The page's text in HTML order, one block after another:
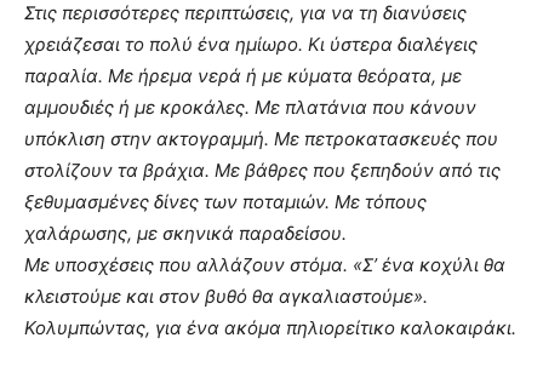
Στις περισσότερες περιπτώσεις, για να τη διανύσεις
χρειάζεσαι το πολύ ένα ημίωρο. Κι ύστερα διαλέγεις
παραλία. Με ήρεμα νερά ή με κύματα θεόρατα, με
αμμουδιές ή με κροκάλες. Με πλατάνια που κάνουν
υπόκλιση στην ακτογραμμή. Με πετροκατασκευές που
στολίζουν τα βράχια. Με βάθρες που ξεπηδούν από τις
ξεθυμασμένες δίνες των ποταμιών. Με τόπους
χαλάρωσης, με σκηνικά παραδείσου.
Με υποσχέσεις που αλλάζουν στόμα. «Σ’ ένα κοχύλι θα
κλειστούμε και στον βυθό θα αγκαλιαστούμε».
Κολυμπώντας, για ένα ακόμα πηλιορείτικο καλοκαιράκι.